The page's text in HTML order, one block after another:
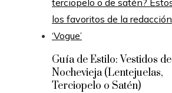
Guía de Estilo: Vestidos de
Nochevieja (Lentejuelas,
Terciopelo o Satén)